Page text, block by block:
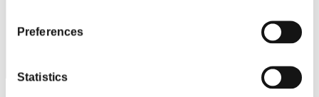
Preferences
Statistics